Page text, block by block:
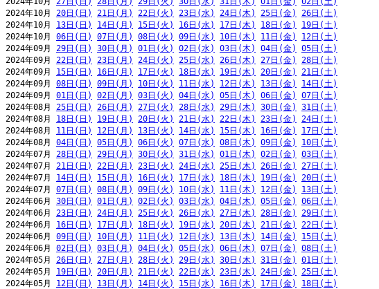
2024年10月 20日(日) 21日(月) 22日(火) 23日(水) 24日(木) 25日(金)
26日(土)
2024年10月 13日(日) 14日(月) 15日(火) 16日(水) 17日(木) 18日(金)
19日(土)
2024年10月 06日(日) 07日(月) 08日(火) 09日(水) 10日(木) 11日(金)
12日(土)
2024年09月 29日(日) 30日(月) 01日(火) 02日(水) 03日(木) 04日(金)
05日(土)
2024年09月 22日(日) 23日(月) 24日(火) 25日(水) 26日(木) 27日(金)
28日(土)
2024年09月 15日(日) 16日(月) 17日(火) 18日(水) 19日(木) 20日(金)
21日(土)
2024年09月 08日(日) 09日(月) 10日(火) 11日(水) 12日(木) 13日(金)
14日(土)
2024年09月 01日(日) 02日(月) 03日(火) 04日(水) 05日(木) 06日(金)
07日(土)
2024年08月 25日(日) 26日(月) 27日(火) 28日(水) 29日(木) 30日(金)
31日(土)
2024年08月 18日(日) 19日(月) 20日(火) 21日(水) 22日(木) 23日(金)
24日(土)
2024年08月 11日(日) 12日(月) 13日(火) 14日(水) 15日(木) 16日(金)
17日(土)
2024年08月 04日(日) 05日(月) 06日(火) 07日(水) 08日(木) 09日(金)
10日(土)
2024年07月 28日(日) 29日(月) 30日(火) 31日(水) 01日(木) 02日(金)
03日(土)
2024年07月 21日(日) 22日(月) 23日(火) 24日(水) 25日(木) 26日(金)
27日(土)
2024年07月 14日(日) 15日(月) 16日(火) 17日(水) 18日(木) 19日(金)
20日(土)
2024年07月 07日(日) 08日(月) 09日(火) 10日(水) 11日(木) 12日(金)
13日(土)
2024年06月 30日(日) 01日(月) 02日(火) 03日(水) 04日(木) 05日(金)
06日(土)
2024年06月 23日(日) 24日(月) 25日(火) 26日(水) 27日(木) 28日(金)
29日(土)
2024年06月 16日(日) 17日(月) 18日(火) 19日(水) 20日(木) 21日(金)
22日(土)
2024年06月 09日(日) 10日(月) 11日(火) 12日(水) 13日(木) 14日(金)
15日(土)
2024年06月 02日(日) 03日(月) 04日(火) 05日(水) 06日(木) 07日(金)
08日(土)
2024年05月 26日(日) 27日(月) 28日(火) 29日(水) 30日(木) 31日(金)
01日(土)
2024年05月 19日(日) 20日(月) 21日(火) 22日(水) 23日(木) 24日(金)
25日(土)
2024年05月 12日(日) 13日(月) 14日(火) 15日(水) 16日(木) 17日(金)
18日(土)